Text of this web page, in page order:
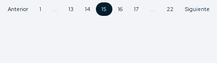
Anterior 1 ... 13 14 15 16 17 ... 22 Siguiente